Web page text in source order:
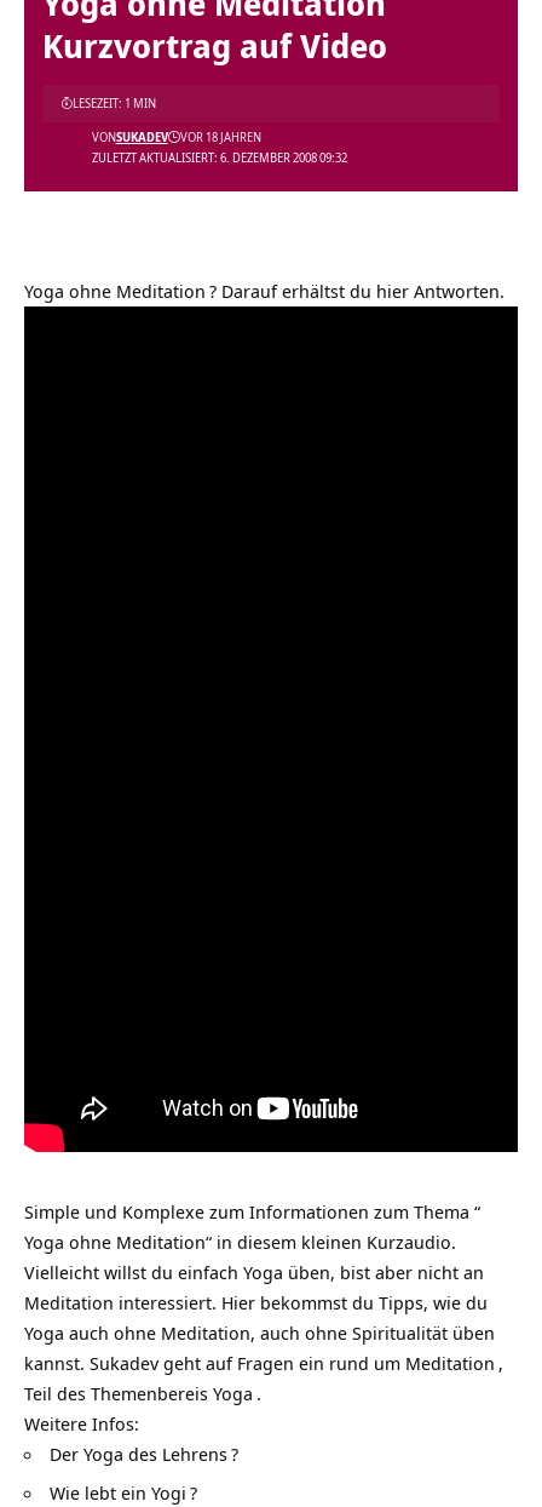
Kurzvortrag auf Video
ZULETZT AKTUALISIERT: 6. DEZEMBER 2008 09:32
VONSUKADEV VOR 18 JAHREN
LESEZEIT: 1 MIN
Yoga ohne Meditation ? Darauf erhältst du hier Antworten.
Simple und Komplexe zum Informationen zum Thema “
Yoga ohne Meditation“ in diesem kleinen Kurzaudio.
Vielleicht willst du einfach Yoga üben, bist aber nicht an
Meditation interessiert. Hier bekommst du Tipps, wie du
Yoga auch ohne Meditation, auch ohne Spiritualität üben
kannst. Sukadev geht auf Fragen ein rund um Meditation ,
Teil des Themenbereis Yoga .
Weitere Infos:
Der Yoga des Lehrens?
Wie lebt ein Yogi ?